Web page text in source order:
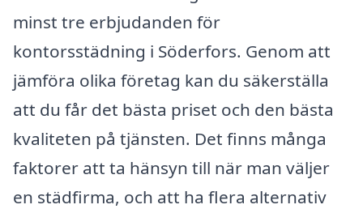
minst tre erbjudanden för
kontorsstädning i Söderfors. Genom att
jämföra olika företag kan du säkerställa
att du får det bästa priset och den bästa
kvaliteten på tjänsten. Det finns många
faktorer att ta hänsyn till när man väljer
en städfirma, och att ha flera alternativ